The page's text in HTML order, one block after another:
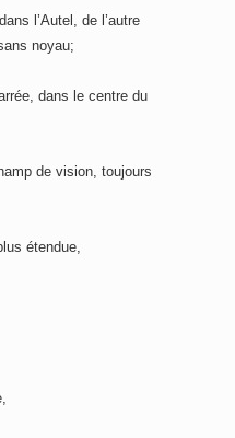
l’Autel, de l’autre
noyau;
dans le centre du
de vision, toujours
étendue,